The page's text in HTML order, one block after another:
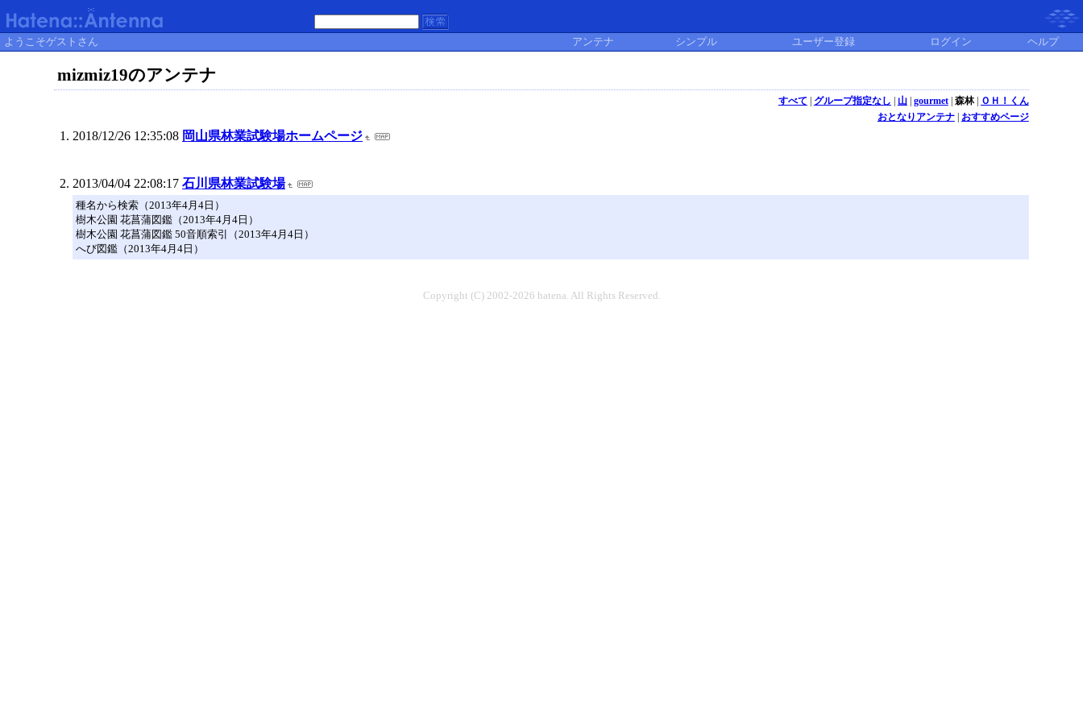
ようこそゲストさん アンテナ シンプル ユーザー登録 ログイン ヘルプ
mizmiz19のアンテナ
すべて グループ指定なし 山| gourmet| 森林|
ＯＨ！くん
おとなりアンテナ| おすすめページ
2018/12/26 12:35:08 岡山県林業試験場ホームページ
2013/04/04 22:08:17 石川県林業試験場
種名から検索（2013年4月4日）
樹木公園 花菖蒲図鑑（2013年4月4日）
樹木公園 花菖蒲図鑑 50音順索引（2013年4月4日）
へび図鑑（2013年4月4日）
Copyright (C) 2002-2026 hatena. All Rights Reserved.